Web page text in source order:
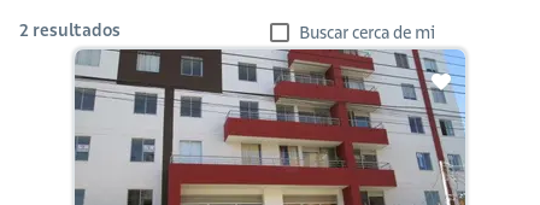
2 resultados Buscar cerca de mi